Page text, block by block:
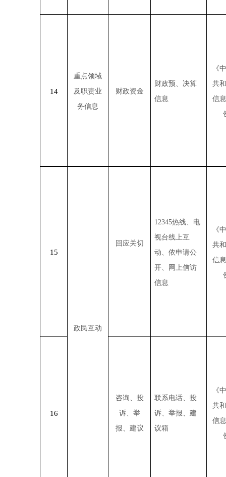
14
重点领域
及职责业
务信息
财政资金
财政预、决算
信息
《
共
信
15
政民互动
回应关切
12345热线、电
视台线上互
动、依申请公
开、网上信访
信息
《
共
信
16
咨询、投
诉、举
报、建议
联系电话、投
诉、举报、建
议箱
《
共
信